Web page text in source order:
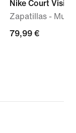
Nike Court
Zapatillas - Mujer
79,99 €
79,99 €